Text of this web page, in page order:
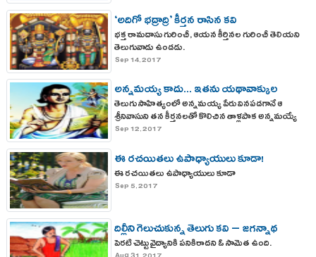
‘అదిగో భద్రాద్రి’ కీర్తన రాసిన కవి
భక్త రామదాసు గురించీ, ఆయన కీర్తినల గురించీ తెలియని
తెలుగువాడు ఉండడు.
Sep 14, 2017
అన్నమయ్య కాదు... ఇతను యథావాక్కుల
అన్నమయ్య!
తెలుగు సాహిత్యంలో అన్నమయ్య పేరు వినపడగానే ఆ
శ్రీనివాసుని తన కీర్తనలతో కొలిచిన తాళ్లపాక అన్నమయ్యే
గుర్తుకువస్తాడు.
Sep 12, 2017
ఈ రచయితలు ఉపాధ్యాయులు కూడా!
ఈ రచయితలు ఉపాధ్యాయులు కూడా
Sep 5, 2017
దిల్లీని గెలుచుకున్న తెలుగు కవి – జగన్నాథ
పండితరాయలు
పెరటి చెట్టు వైద్యానికి పనికిరాదని ఓ సామెత ఉంది.